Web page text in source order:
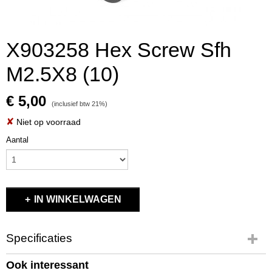
X903258 Hex Screw Sfh
M2.5X8 (10)
€ 5,00 (inclusief btw 21%)
✘ Niet op voorraad
Aantal
IN WINKELWAGEN
Specificaties
Productcode
Ook interessant